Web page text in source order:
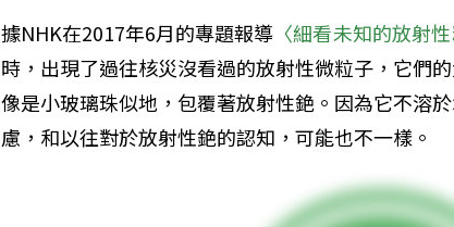
據NHK在2017年6月的專題報導 〈細看未知的放射性
時，出現了過往核災沒看過的放射性微粒子，它們
像是小玻璃珠似地，包覆著放射性銫。因為它不溶
慮，和以往對於放射性銫的認知，可能也不一樣。